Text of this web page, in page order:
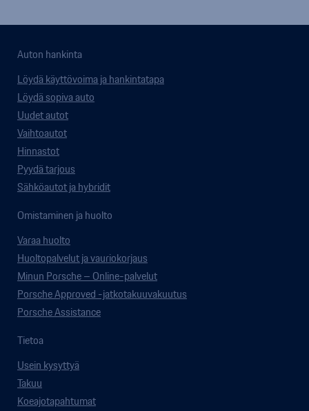
Auton hankinta
Löydä käyttövoima ja hankintatapa
Löydä sopiva auto
Uudet autot
Vaihtoautot
Hinnastot
Pyydä tarjous
Sähköautot ja hybridit
Omistaminen ja huolto
Varaa huolto
Huoltopalvelut ja vauriokorjaus
Minun Porsche – Online-palvelut
Porsche Approved -jatkotakuuvakuutus
Porsche Assistance
Tietoa
Usein kysyttyä
Takuu
Koeajotapahtumat